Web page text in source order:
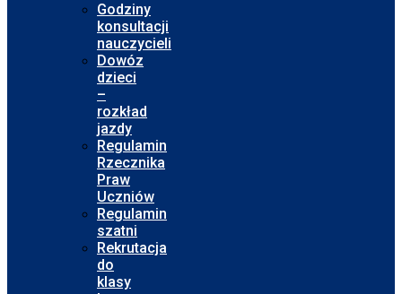
Godziny
konsultacji
nauczycieli
Dowóz
dzieci
–
rozkład
jazdy
Regulamin
Rzecznika
Praw
Uczniów
Regulamin
szatni
Rekrutacja
do
klasy